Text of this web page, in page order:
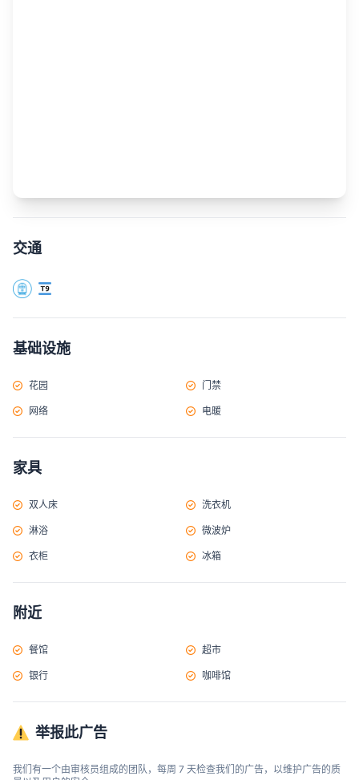
交通
基础设施
花园 门禁
网络 电暖
家具
双人床 洗衣机
淋浴 微波炉
衣柜 冰箱
附近
餐馆 超市
银行 咖啡馆
举报此广告
我们有一个由审核员组成的团队，每周 7 天检查我们的广告，以维护广告的质